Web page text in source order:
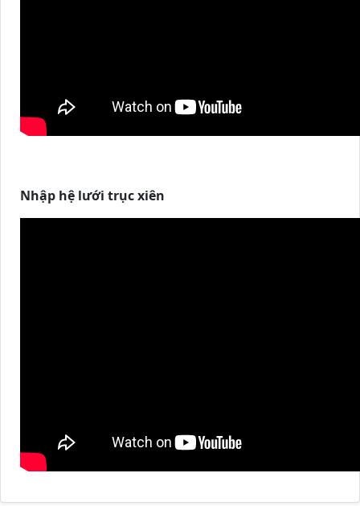
Nhập hệ lưới trục xiên